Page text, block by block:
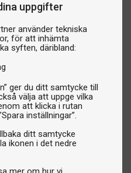
uppgifter
använder tekniska
för att inhämta
syften, däribland:
ger du ditt samtycke till
välja att uppge vilka
att klicka i rutan
inställningar”.
ditt samtycke
ikonen i det nedre